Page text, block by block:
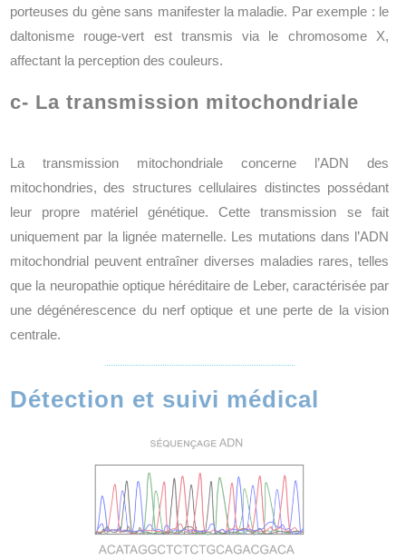
porteuses du gène sans manifester la maladie. Par exemple : le
daltonisme rouge-vert est transmis via le chromosome X,
affectant la perception des couleurs.
c- La transmission mitochondriale
La transmission mitochondriale concerne l’ADN des
mitochondries, des structures cellulaires distinctes possédant
leur propre matériel génétique. Cette transmission se fait
uniquement par la lignée maternelle. Les mutations dans l’ADN
mitochondrial peuvent entraîner diverses maladies rares, telles
que la neuropathie optique héréditaire de Leber, caractérisée par
une dégénérescence du nerf optique et une perte de la vision
centrale.
Détection et suivi médical